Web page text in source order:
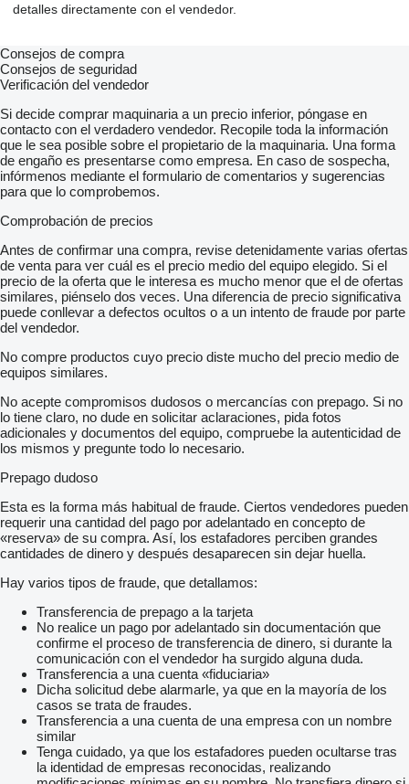
detalles directamente con el vendedor.
Consejos de compra
Consejos de seguridad
Verificación del vendedor
Si decide comprar maquinaria a un precio inferior, póngase en
contacto con el verdadero vendedor. Recopile toda la información
que le sea posible sobre el propietario de la maquinaria. Una forma
de engaño es presentarse como empresa. En caso de sospecha,
infórmenos mediante el formulario de comentarios y sugerencias
para que lo comprobemos.
Comprobación de precios
Antes de confirmar una compra, revise detenidamente varias ofertas
de venta para ver cuál es el precio medio del equipo elegido. Si el
precio de la oferta que le interesa es mucho menor que el de ofertas
similares, piénselo dos veces. Una diferencia de precio significativa
puede conllevar a defectos ocultos o a un intento de fraude por parte
del vendedor.
No compre productos cuyo precio diste mucho del precio medio de
equipos similares.
No acepte compromisos dudosos o mercancías con prepago. Si no
lo tiene claro, no dude en solicitar aclaraciones, pida fotos
adicionales y documentos del equipo, compruebe la autenticidad de
los mismos y pregunte todo lo necesario.
Prepago dudoso
Esta es la forma más habitual de fraude. Ciertos vendedores pueden
requerir una cantidad del pago por adelantado en concepto de
«reserva» de su compra. Así, los estafadores perciben grandes
cantidades de dinero y después desaparecen sin dejar huella.
Hay varios tipos de fraude, que detallamos:
Transferencia de prepago a la tarjeta
No realice un pago por adelantado sin documentación que
confirme el proceso de transferencia de dinero, si durante la
comunicación con el vendedor ha surgido alguna duda.
Transferencia a una cuenta «fiduciaria»
Dicha solicitud debe alarmarle, ya que en la mayoría de los
casos se trata de fraudes.
Transferencia a una cuenta de una empresa con un nombre
similar
Tenga cuidado, ya que los estafadores pueden ocultarse tras
la identidad de empresas reconocidas, realizando